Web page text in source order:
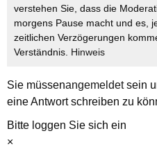
verstehen Sie, dass die
morgens Pause macht und es,
zeitlichen Verzögerungen
Verständnis. Hinweis
Sie müssenangemeldetsein
eine Antwort schreiben zu
Bitte loggen Sie sich ein
×